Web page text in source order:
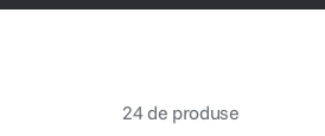
24de produse